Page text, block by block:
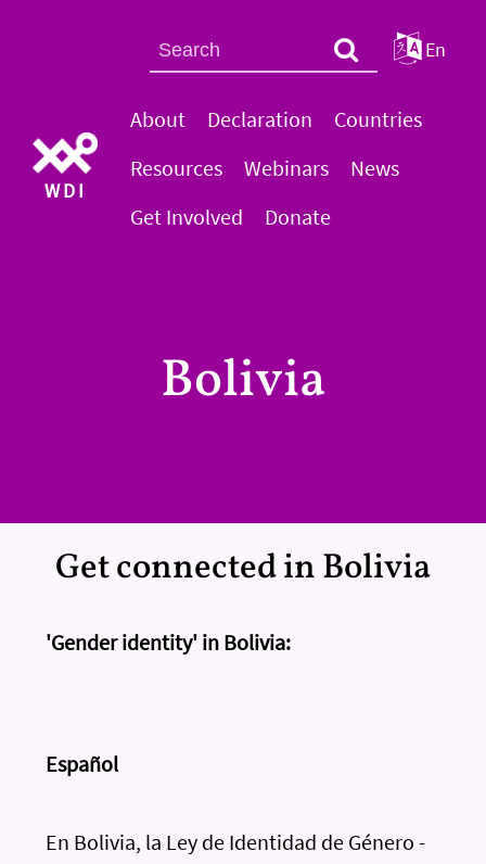
WDI
About Declaration
Countries
Resources
Webinars
News
Get Involved
Donate
En
Bolivia
Get connected in Bolivia
'Gender identity' in Bolivia:
Español
En Bolivia, la Ley de Identidad de Género -